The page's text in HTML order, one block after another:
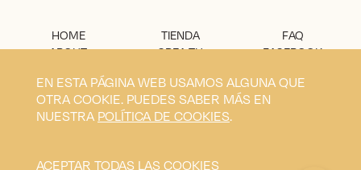
HOME
ABOUT
AVISO
LEGAL
TIENDA
CREA TU
CONTACTO
FAQ
FACEBOOK
EN ESTA PÁGINA WEB USAMOS ALGUNA QUE
OTRA COOKIE. PUEDES SABER MÁS EN
NUESTRA POLÍTICA DE COOKIES.
ACEPTAR TODAS LAS COOKIES